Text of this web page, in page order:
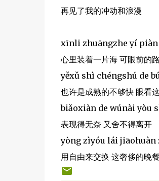
再见了我的冲动和浪漫
xīnli zhuāngzhe yí piàn
心里装着一片海 可眼前的
yěxǔ shì chéngshú de
也许是成熟的不够快 眼看
biǎoxiàn de wúnài yòu
表现得无奈 又舍不得离开
yòng zìyóu lái jiāohuàn
用自由来交换 这奢侈的晚餐